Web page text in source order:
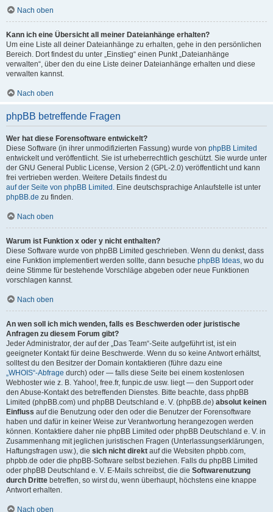
Nach oben
Kann ich eine Übersicht all meiner Dateianhänge erhalten?
Um eine Liste all deiner Dateianhänge zu erhalten, gehe in den persönlichen
Bereich. Dort findest du unter „Einstieg“ einen Punkt „Dateianhänge
verwalten“, über den du eine Liste deiner Dateianhänge erhalten und diese
verwalten kannst.
Nach oben
phpBB betreffende Fragen
Wer hat diese Forensoftware entwickelt?
Diese Software (in ihrer unmodifizierten Fassung) wurde von phpBB Limited
entwickelt und veröffentlicht. Sie ist urheberrechtlich geschützt. Sie wurde unter
der GNU General Public License, Version 2 (GPL-2.0) veröffentlicht und kann
frei vertrieben werden. Weitere Details findest du
auf der Seite von phpBB Limited . Eine deutschsprachige Anlaufstelle ist unter
phpBB.de zu finden.
Nach oben
Warum ist Funktion x oder y nicht enthalten?
Diese Software wurde von phpBB Limited geschrieben. Wenn du denkst, dass
eine Funktion implementiert werden sollte, dann besuche phpBB Ideas, wo du
deine Stimme für bestehende Vorschläge abgeben oder neue Funktionen
vorschlagen kannst.
Nach oben
An wen soll ich mich wenden, falls es Beschwerden oder juristische
Anfragen zu diesem Forum gibt?
Jeder Administrator, der auf der „Das Team“-Seite aufgeführt ist, ist ein
geeigneter Kontakt für deine Beschwerde. Wenn du so keine Antwort erhältst,
solltest du den Besitzer der Domain kontaktieren (führe dazu eine
„WHOIS“-Abfrage durch) oder — falls diese Seite bei einem kostenlosen
Webhoster wie z. B. Yahoo!, free.fr, funpic.de usw. liegt — den Support oder
den Abuse-Kontakt des betreffenden Dienstes. Bitte beachte, dass phpBB
Limited (phpBB.com) und phpBB Deutschland e. V. (phpBB.de) absolut keinen
Einfluss auf die Benutzung oder den oder die Benutzer der Forensoftware
haben und dafür in keiner Weise zur Verantwortung herangezogen werden
können. Kontaktiere daher nie phpBB Limited oder phpBB Deutschland e. V. in
Zusammenhang mit jeglichen juristischen Fragen (Unterlassungserklärungen,
Haftungsfragen usw.), die sich nicht direkt auf die Websiten phpbb.com,
phpbb.de oder die phpBB-Software selbst beziehen. Falls du phpBB Limited
oder phpBB Deutschland e. V. E-Mails schreibst, die die Softwarenutzung
durch Dritte betreffen, so wirst du, wenn überhaupt, höchstens eine knappe
Antwort erhalten.
Nach oben